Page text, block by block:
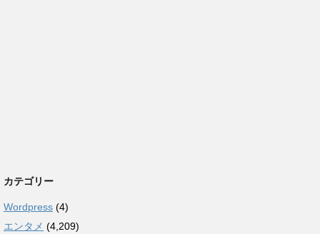
カテゴリー
Wordpress (4)
エンタメ (4,209)